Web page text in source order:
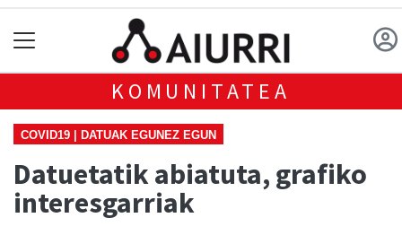
KOMUNITATEA
COVID19 | DATUAK EGUNEZ EGUN
Datuetatik abiatuta, grafiko
interesgarriak